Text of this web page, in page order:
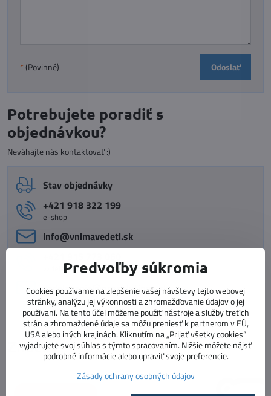
*(Povinné) Odoslať
Potrebujete poradiť s
objednávkou?
Neváhajte nás kontaktovať :)
Stav objednávky
+421 918 322 199
e-shop
info​@vnimavedeti​.sk
vzdelávanie pedagógov
vzdelavanie​@prosolutions​.sk
Značky
Predvoľby súkromia
Cookies používame na zlepšenie vašej návštevy tejto webovej
stránky, analýzu jej výkonnosti a zhromažďovanie údajov o jej
používaní. Na tento účel môžeme použiť nástroje a služby tretích
strán a zhromaždené údaje sa môžu preniesť k partnerom v EÚ,
USA alebo iných krajinách. Kliknutím na „Prijať všetky cookies“
vyjadrujete svoj súhlas s týmto spracovaním. Nižšie môžete nájsť
podrobné informácie alebo upraviť svoje preferencie.
Zásady ochrany osobných údajov